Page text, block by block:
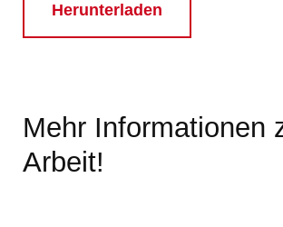
Herunterladen
Mehr Informationen
Arbeit!